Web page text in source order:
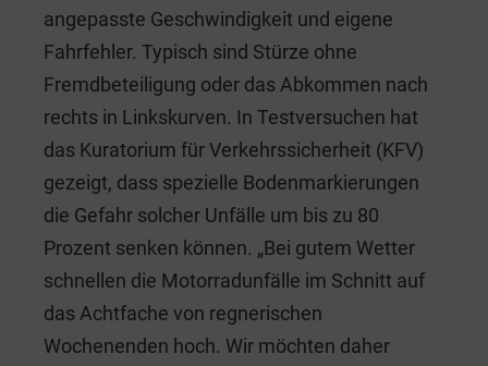
angepasste Geschwindigkeit und eigene
Fahrfehler. Typisch sind Stürze ohne
Fremdbeteiligung oder das Abkommen nach
rechts in Linkskurven. In Testversuchen hat
das Kuratorium für Verkehrssicherheit (KFV)
gezeigt, dass spezielle Bodenmarkierungen
die Gefahr solcher Unfälle um bis zu 80
Prozent senken können. „Bei gutem Wetter
schnellen die Motorradunfälle im Schnitt auf
das Achtfache von regnerischen
Wochenenden hoch. Wir möchten daher